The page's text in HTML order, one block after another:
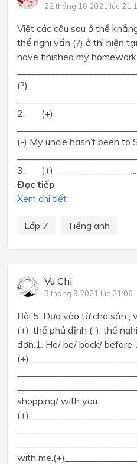
22 tháng 10 2021 lúc
Viết các câu sau ở thể
thể nghi vấn (?) ở thì hiện
have finished my
(?)
2. (+)
(-) My uncle hasn’t been to
3. (+) ________________...
Đọc tiếp
Xem chi tiết
Lớp 7 Tiếng anh
Vu Chi
3 tháng 9 2021 lúc 21:06
Bài 5: Dựa vào từ cho sẵn ,
(+), thể phủ định (-), thể
đơn.1. He/ be/ back/ before
shopping/ with you.
with